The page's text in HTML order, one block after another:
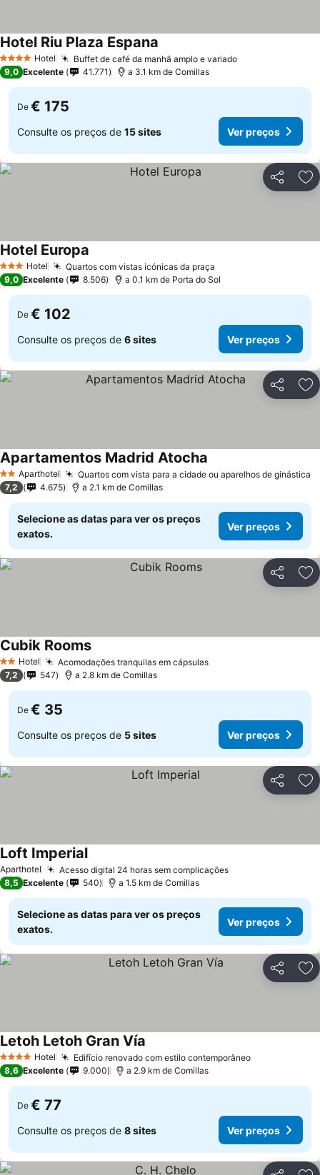
4 EstrelasHotel Buffet de café da manhã amplo e variado
Hotel Riu Plaza Espana
9,0 Excelente 41.771 a 3.1 km de Comillas
De € 175
Consulte os preços de 15 sites Ver preços
Partilhar
3 EstrelasHotel Quartos com vistas icónicas da praça
Hotel Europa
9,0 Excelente 8.506 a 0.1 km de Porta do Sol
De € 102
Consulte os preços de 6 sites Ver preços
Partilhar
2 EstrelasAparthotel Quartos com vista para a cidade ou aparelhos de ginástica
Apartamentos Madrid Atocha
7,2 4.675 a 2.1 km de Comillas
Selecione as datas para ver os preços
exatos.
Ver preços
Partilhar
2 Estrelas
Hotel Acomodações tranquilas em cápsulas
Cubik Rooms
7,2 547 a 2.8 km de Comillas
De € 35
Consulte os preços de 5 sites Ver preços
Partilhar
Aparthotel Acesso digital 24 horas sem complicações
Loft Imperial
8,5 Excelente 540 a 1.5 km de Comillas
Selecione as datas para ver os preços
exatos.
Ver preços
Partilhar
4 EstrelasHotel Edifício renovado com estilo contemporâneo
Letoh Letoh Gran Vía
8,6 Excelente 9.000 a 2.9 km de Comillas
De € 77
Consulte os preços de 8 sites Ver preços